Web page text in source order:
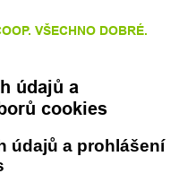
VŠECHNO DOBRÉ.
údajů a
cookies
údajů a prohlášení